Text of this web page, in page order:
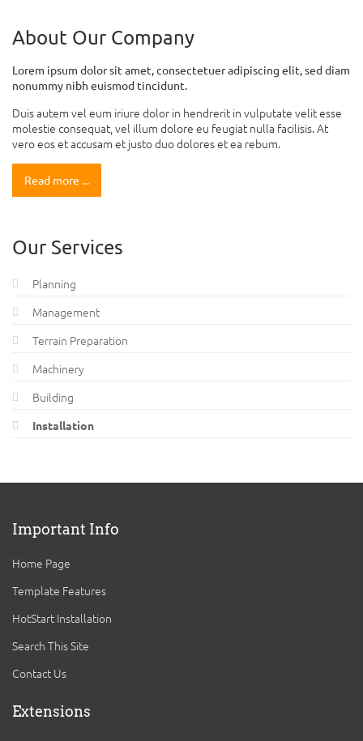
About Our Company
Lorem ipsum dolor sit amet, consectetuer adipiscing elit, sed diam
nonummy nibh euismod tincidunt.
Duis autem vel eum iriure dolor in hendrerit in vulputate velit esse
molestie consequat, vel illum dolore eu feugiat nulla facilisis. At
vero eos et accusam et justo duo dolores et ea rebum.
Read more ...
Our Services
Planning
Management
Terrain Preparation
Machinery
Building
Installation
Important Info
Home Page
Template Features
HotStart Installation
Search This Site
Contact Us
Extensions